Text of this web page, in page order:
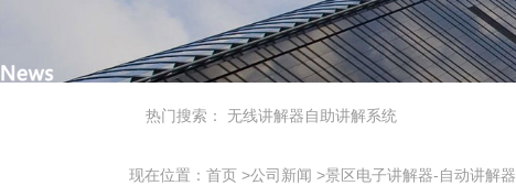
热门搜索： 无线讲解器自助讲解系统
现在位置： 首页 >公司新闻 >景区电子讲解器-自动讲解器